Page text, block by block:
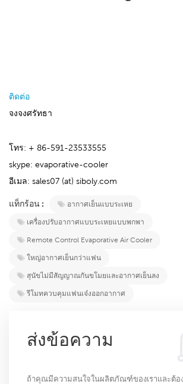
ติดต่อ
จงจงศรัทธา
โทร: + 86-591-23533555
skype: evaporative-cooler
อีเมล: sales07 (at) siboly.com
แท็กร้อน :
อากาศเย็นแบบระเหย
เครื่องปรับอากาศแบบระเหยแบบพกพา
Remote Control Evaporative Air Cooler
ใหญ่อากาศเย็นกว่าแฟน
สุนัขไม่มีสัญญาณกันขโมยและอากาศเย็นลง
รีโมทควบคุมแฟนเจ๋งออกอากาศ
ส่งข้อความ
ถ้าคุณมีความสนใจในผลิตภัณฑ์ของเราและต้อ